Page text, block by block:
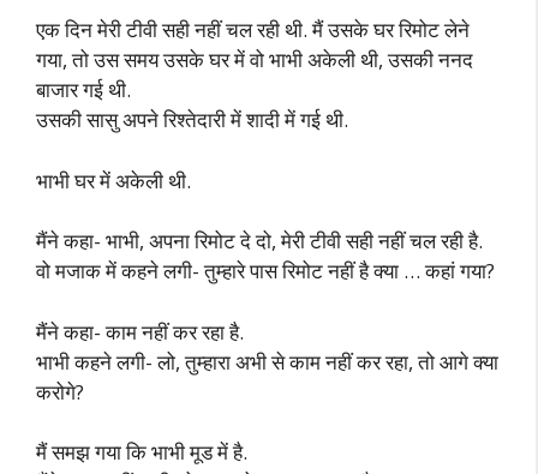
एक दिन मेरी टीवी सही नहीं चल रही थी. मैं उसके घर रिमोट लेने
गया, तो उस समय उसके घर में वो भाभी अकेली थी, उसकी ननद
बाजार गई थी.
उसकी सासु अपने रिश्तेदारी में शादी में गई थी.
भाभी घर में अकेली थी.
मैंने कहा- भाभी, अपना रिमोट दे दो, मेरी टीवी सही नहीं चल रही है.
वो मजाक में कहने लगी- तुम्हारे पास रिमोट नहीं है क्या … कहां गया?
मैंने कहा- काम नहीं कर रहा है.
भाभी कहने लगी- लो, तुम्हारा अभी से काम नहीं कर रहा, तो आगे क्या
करोगे?
मैं समझ गया कि भाभी मूड में है.